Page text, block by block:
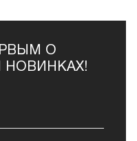
О
НОВИНКАХ!